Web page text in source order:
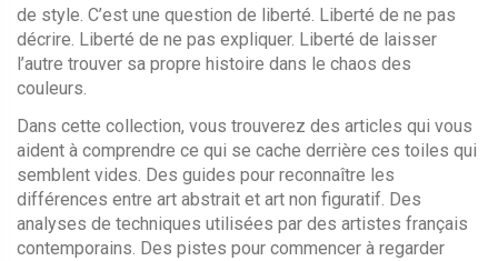
de style. C’est une question de liberté. Liberté de ne pas
décrire. Liberté de ne pas expliquer. Liberté de laisser
l’autre trouver sa propre histoire dans le chaos des
couleurs.
Dans cette collection, vous trouverez des articles qui vous
aident à comprendre ce qui se cache derrière ces toiles qui
semblent vides. Des guides pour reconnaître les
différences entre art abstrait et art non figuratif. Des
analyses de techniques utilisées par des artistes français
contemporains. Des pistes pour commencer à regarder